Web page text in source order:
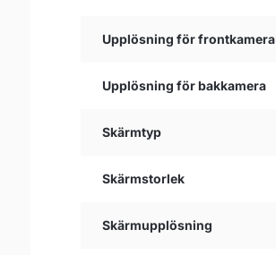
Upplösning för frontkamera
Upplösning för bakkamera
Skärmtyp
Skärmstorlek
Skärmupplösning